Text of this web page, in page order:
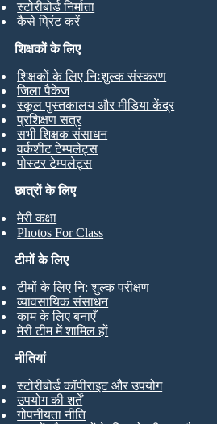
स्टोरीबोर्ड निर्माता
कैसे प्रिंट करें
छात्रों के लिए
मेरी कक्षा
Photos For Class
शिक्षकों के लिए
शिक्षकों के लिए निःशुल्क संस्करण
जिला पैकेज
स्कूल पुस्तकालय और मीडिया केंद्र
प्रशिक्षण सत्र
सभी शिक्षक संसाधन
वर्कशीट टेम्पलेट्स
पोस्टर टेम्पलेट्स
टीमों के लिए
टीमों के लिए नि: शुल्क परीक्षण
व्यावसायिक संसाधन
काम के लिए बनाएँ
मेरी टीम में शामिल हों
नीतियां
स्टोरीबोर्ड कॉपीराइट और उपयोग
उपयोग की शर्तें
गोपनीयता नीति